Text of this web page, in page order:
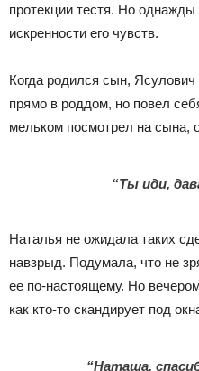
протекции тестя. Но
искренности его чувств.
Когда родился сын,
прямо в роддом, но повел
мельком посмотрел на сына,
“Ты иди,
Наталья не ожидала таких
навзрыд. Подумала, что не
ее по-настоящему. Но
как кто-то скандирует под
“Наташа,